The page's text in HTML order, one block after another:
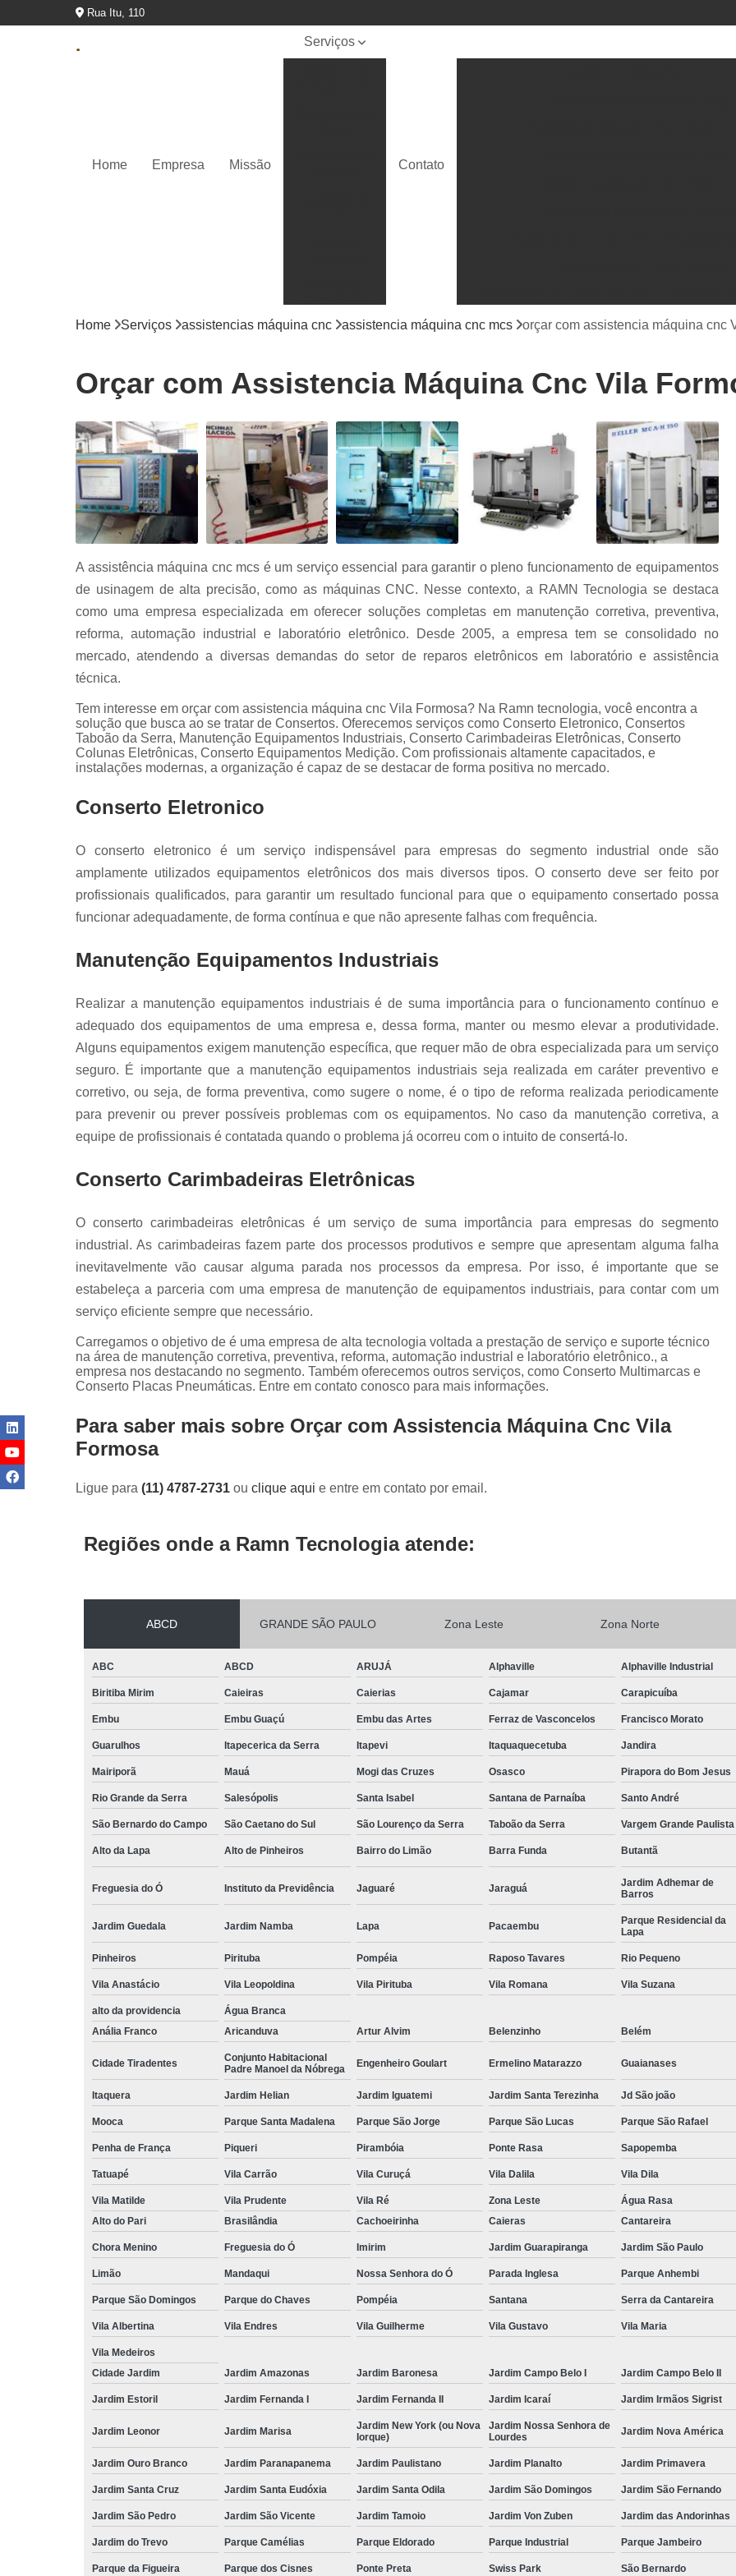
Rua Itu, 110
Home Empresa Missão
Serviços
Conserto para
servo drive
servo drive
fanuc
Conserto
servo drive
siemens
Conserto
servo motor
Conserto
servo motor
siemens
Manutenção
industriais
automação
industrial
Servo
motores fanuc
Contato
Conserto Cnc Fanuc 31/310i
Conserto
Conserto Cnc Siemens 802dsl
Conserto
Conserto Cnc Siemens Sistems 3
Reparo Cnc Siemens
Conserto
Conserto de Cnc Heidenhain
Conserto
Conserto de Cnc Mcs
Conserto de Cnc Okuma
Conserto
Conserto de Cnc Sinumerik
Conserto de
Conserto
Conserto Inversores Lg
Conserto
Conserto Inversores Sanyo Denki
Conserto
Cartão Entrada e Saída Fanuc
Conserto Ihm Fanuc
Conserto
Conserto Teclado Fanuc
Módulo
Placa de I/
Conserto
Conserto Ihm Siemens
Conserto Op
Conserto Painel Lcd Siemens
Conserto
Conserto Placas Eletrônicas
Conserto Servo Drive Ipso
Conserto Servo Drive Omron
Conserto Servo Drive Seidel Wks
Conserto de Power Supply Fanuc
Conserto Drive Fanuc Série Beta
Conserto Drive Fanuc Series S
Conserto Spindle Amplifier Fanuc
Conserto Drive Siemens
Conserto Simodrive Siemens
Conserto Veritron
Conserto Servo Motor Weg
Manutenção Motor Brushless Siemens
Manutenção Spindle Motor Siemens
Reparo
Reparo Servo Motor Siemens
Retrofitting Motor Siemens
Conserto Colunas Eletrônicas
Conserto
Conserto Fonte Chaveada
Manutenção Ultrassom
Reparo Monitor Vídeo
Assistencia
Automação de Usinagem
Manutenção Máquina Mecânica
Projetos Plc Integrado
Retrofitting de
Serviço de Mecânica Industrial
Servo Motor Fanuc Alfa If
Servo
Servo Motor Fanuc Beta
Servo Motor
Home Serviços assistencias máquina cnc assistencia máquina cnc mcs orçar com assistencia máquina cnc
Orçar com Assistencia Máquina Cnc Vila
A assistência máquina cnc mcs é um serviço essencial para garantir o pleno funcionamento de equipamentos
de usinagem de alta precisão, como as máquinas CNC. Nesse contexto, a RAMN Tecnologia se destaca
como uma empresa especializada em oferecer soluções completas em manutenção corretiva, preventiva,
reforma, automação industrial e laboratório eletrônico. Desde 2005, a empresa tem se consolidado no
mercado, atendendo a diversas demandas do setor de reparos eletrônicos em laboratório e assistência
técnica.
Tem interesse em orçar com assistencia máquina cnc Vila Formosa? Na Ramn tecnologia, você encontra a
solução que busca ao se tratar de Consertos. Oferecemos serviços como Conserto Eletronico, Consertos
Taboão da Serra, Manutenção Equipamentos Industriais, Conserto Carimbadeiras Eletrônicas, Conserto
Colunas Eletrônicas, Conserto Equipamentos Medição. Com profissionais altamente capacitados, e
instalações modernas, a organização é capaz de se destacar de forma positiva no mercado.
Conserto Eletronico
O conserto eletronico é um serviço indispensável para empresas do segmento industrial onde são
amplamente utilizados equipamentos eletrônicos dos mais diversos tipos. O conserto deve ser feito por
profissionais qualificados, para garantir um resultado funcional para que o equipamento consertado possa
funcionar adequadamente, de forma contínua e que não apresente falhas com frequência.
Manutenção Equipamentos Industriais
Realizar a manutenção equipamentos industriais é de suma importância para o funcionamento contínuo e
adequado dos equipamentos de uma empresa e, dessa forma, manter ou mesmo elevar a produtividade.
Alguns equipamentos exigem manutenção específica, que requer mão de obra especializada para um serviço
seguro. É importante que a manutenção equipamentos industriais seja realizada em caráter preventivo e
corretivo, ou seja, de forma preventiva, como sugere o nome, é o tipo de reforma realizada periodicamente
para prevenir ou prever possíveis problemas com os equipamentos. No caso da manutenção corretiva, a
equipe de profissionais é contatada quando o problema já ocorreu com o intuito de consertá-lo.
Conserto Carimbadeiras Eletrônicas
O conserto carimbadeiras eletrônicas é um serviço de suma importância para empresas do segmento
industrial. As carimbadeiras fazem parte dos processos produtivos e sempre que apresentam alguma falha
inevitavelmente vão causar alguma parada nos processos da empresa. Por isso, é importante que se
estabeleça a parceria com uma empresa de manutenção de equipamentos industriais, para contar com um
serviço eficiente sempre que necessário.
Carregamos o objetivo de é uma empresa de alta tecnologia voltada a prestação de serviço e suporte técnico
na área de manutenção corretiva, preventiva, reforma, automação industrial e laboratório eletrônico., a
empresa nos destacando no segmento. Também oferecemos outros serviços, como Conserto Multimarcas e
Conserto Placas Pneumáticas. Entre em contato conosco para mais informações.
Para saber mais sobre Orçar com Assistencia Máquina Cnc Vila
Formosa
Ligue para (11) 4787-2731 ou clique aqui e entre em contato por email.
Regiões onde a Ramn Tecnologia atende:
ABCD GRANDE SÃO PAULO Zona Leste Zona Norte
ABC ABCD ARUJÁ Alphaville Alphaville Industrial
Biritiba Mirim Caieiras Caierias Cajamar Carapicuíba
Embu Embu Guaçú Embu das Artes Ferraz de Vasconcelos Francisco Morato
Guarulhos Itapecerica da Serra Itapevi Itaquaquecetuba Jandira
Mairiporã Mauá Mogi das Cruzes Osasco Pirapora do Bom Jesus
Rio Grande da Serra Salesópolis Santa Isabel Santana de Parnaíba Santo André
São Bernardo do Campo São Caetano do Sul São Lourenço da Serra Taboão da Serra Vargem Grande Paulista
Alto da Lapa Alto de Pinheiros Bairro do Limão Barra Funda Butantã
Freguesia do Ó Instituto da Previdência Jaguaré Jaraguá
Jardim Adhemar de
Barros
Jardim Guedala Jardim Namba Lapa Pacaembu
Parque Residencial da
Lapa
Pinheiros Pirituba Pompéia Raposo Tavares Rio Pequeno
Vila Anastácio Vila Leopoldina Vila Pirituba Vila Romana Vila Suzana
alto da providencia
Água Branca
Anália Franco
Aricanduva Artur Alvim Belenzinho Belém
Cidade Tiradentes
Conjunto Habitacional
Padre Manoel da Nóbrega
Engenheiro Goulart Ermelino Matarazzo Guaianases
Itaquera Jardim Helian Jardim Iguatemi Jardim Santa Terezinha Jd São joão
Mooca Parque Santa Madalena Parque São Jorge Parque São Lucas Parque São Rafael
Penha de França Piqueri Pirambóia Ponte Rasa Sapopemba
Tatuapé Vila Carrão Vila Curuçá Vila Dalila Vila Dila
Vila Matilde Vila Prudente Vila Ré Zona Leste
Água Rasa
Alto do Pari
Brasilândia Cachoeirinha Caieras Cantareira
Chora Menino Freguesia do Ó Imirim Jardim Guarapiranga Jardim São Paulo
Limão Mandaqui Nossa Senhora do Ó Parada Inglesa Parque Anhembi
Parque São Domingos Parque do Chaves Pompéia Santana Serra da Cantareira
Vila Albertina Vila Endres Vila Guilherme Vila Gustavo Vila Maria
Vila Medeiros
Cidade Jardim
Jardim Amazonas Jardim Baronesa Jardim Campo Belo I Jardim Campo Belo II
Jardim Estoril Jardim Fernanda I Jardim Fernanda II Jardim Icaraí Jardim Irmãos Sigrist
Jardim Leonor Jardim Marisa
Jardim New York (ou Nova
Iorque)
Jardim Nossa Senhora de
Lourdes
Jardim Nova América
Jardim Ouro Branco Jardim Paranapanema Jardim Paulistano Jardim Planalto Jardim Primavera
Jardim Santa Cruz Jardim Santa Eudóxia Jardim Santa Odila Jardim São Domingos Jardim São Fernando
Jardim São Pedro Jardim São Vicente Jardim Tamoio Jardim Von Zuben Jardim das Andorinhas
Jardim do Trevo Parque Camélias Parque Eldorado Parque Industrial Parque Jambeiro
Parque da Figueira Parque dos Cisnes Ponte Preta Swiss Park São Bernardo